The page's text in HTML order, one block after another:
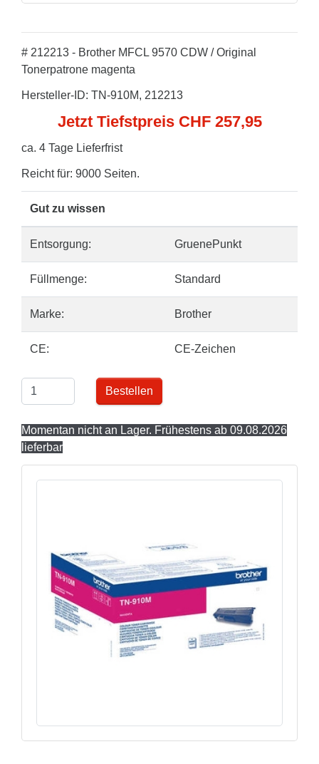
# 212213 - Brother MFCL 9570 CDW / Original
Tonerpatrone magenta
Hersteller-ID: TN-910M, 212213
Jetzt Tiefstpreis CHF 257,95
ca. 4 Tage Lieferfrist
Reicht für: 9000 Seiten.
Gut zu wissen
Entsorgung: GruenePunkt
Füllmenge: Standard
Marke: Brother
CE: CE-Zeichen
Bestellen
Momentan nicht an Lager. Frühestens ab 09.08.2026
lieferbar